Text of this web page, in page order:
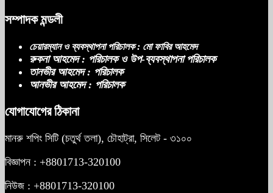
সম্পাদক মন্ডলী
চেয়ারম্যান ও ব্যবস্থাপনা পরিচালক : মো ফাবির আহমেদ
রুকনা আহমেদ : পরিচালক ও উপ-ব্যবস্থাপনা পরিচালক
তানভীর আহমেদ : পরিচালক
আনভীর আহমেদ : পরিচালক
যোগাযোগের ঠিকানা
মানরু শপিং সিটি (চতুর্থ তলা), চৌহাট্রা, সিলেট - ৩১০০
বিজ্ঞাপন : +8801713-320100
নিউজ : +8801713-320100